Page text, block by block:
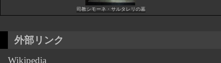
司教シモーネ・サルタレリの墓
外部リンク
Wikipedia